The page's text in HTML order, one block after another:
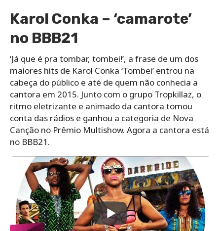
Karol Conka – ‘camarote’
no BBB21
‘Já que é pra tombar, tombei!’, a frase de um dos
maiores hits de Karol Conka ‘Tombei’ entrou na
cabeça do público e até de quem não conhecia a
cantora em 2015. Junto com o grupo Tropkillaz, o
ritmo eletrizante e animado da cantora tomou
conta das rádios e ganhou a categoria de Nova
Canção no Prêmio Multishow. Agora a cantora está
no BBB21.